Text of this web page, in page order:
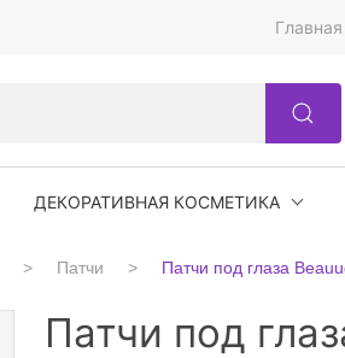
Главная
ДЕКОРАТИВНАЯ КОСМЕТИКА
Патчи Патчи под глаза
Патчи под